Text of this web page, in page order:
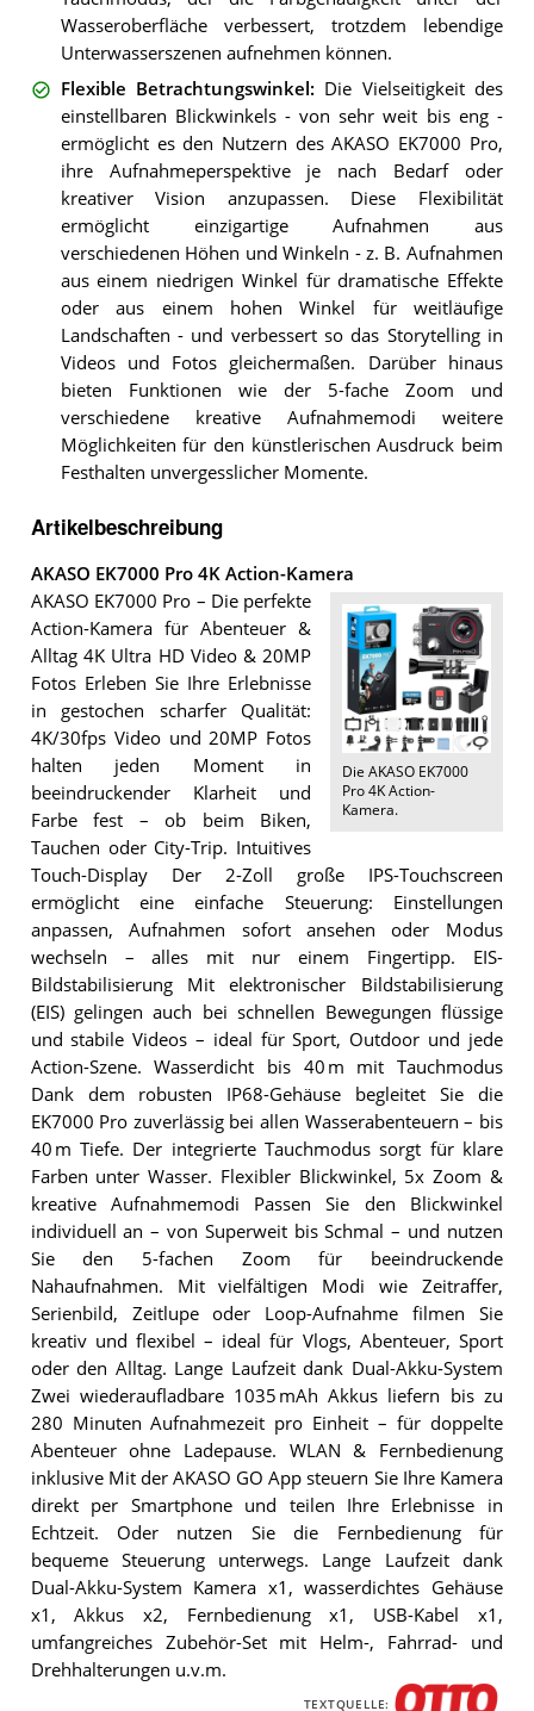
Wasseroberfläche verbessert, trotzdem lebendige
Unterwasserszenen aufnehmen können.
Flexible Betrachtungswinkel: Die Vielseitigkeit des
einstellbaren Blickwinkels - von sehr weit bis eng -
ermöglicht es den Nutzern des AKASO EK7000 Pro,
ihre Aufnahmeperspektive je nach Bedarf oder
kreativer Vision anzupassen. Diese Flexibilität
ermöglicht einzigartige Aufnahmen aus
verschiedenen Höhen und Winkeln - z. B. Aufnahmen
aus einem niedrigen Winkel für dramatische Effekte
oder aus einem hohen Winkel für weitläufige
Landschaften - und verbessert so das Storytelling in
Videos und Fotos gleichermaßen. Darüber hinaus
bieten Funktionen wie der 5-fache Zoom und
verschiedene kreative Aufnahmemodi weitere
Möglichkeiten für den künstlerischen Ausdruck beim
Festhalten unvergesslicher Momente.
Artikelbeschreibung
AKASO EK7000 Pro 4K Action-Kamera
Die AKASO EK7000
Pro 4K Action-
Kamera.
AKASO EK7000 Pro – Die perfekte
Action-Kamera für Abenteuer &
Alltag 4K Ultra HD Video & 20MP
Fotos Erleben Sie Ihre Erlebnisse
in gestochen scharfer Qualität:
4K/30fps Video und 20MP Fotos
halten jeden Moment in
beeindruckender Klarheit und
Farbe fest – ob beim Biken,
Tauchen oder City-Trip. Intuitives
Touch-Display Der 2-Zoll große IPS-Touchscreen
ermöglicht eine einfache Steuerung: Einstellungen
anpassen, Aufnahmen sofort ansehen oder Modus
wechseln – alles mit nur einem Fingertipp. EIS-
Bildstabilisierung Mit elektronischer Bildstabilisierung
(EIS) gelingen auch bei schnellen Bewegungen flüssige
und stabile Videos – ideal für Sport, Outdoor und jede
Action-Szene. Wasserdicht bis 40 m mit Tauchmodus
Dank dem robusten IP68-Gehäuse begleitet Sie die
EK7000 Pro zuverlässig bei allen Wasserabenteuern – bis
40 m Tiefe. Der integrierte Tauchmodus sorgt für klare
Farben unter Wasser. Flexibler Blickwinkel, 5x Zoom &
kreative Aufnahmemodi Passen Sie den Blickwinkel
individuell an – von Superweit bis Schmal – und nutzen
Sie den 5-fachen Zoom für beeindruckende
Nahaufnahmen. Mit vielfältigen Modi wie Zeitraffer,
Serienbild, Zeitlupe oder Loop-Aufnahme filmen Sie
kreativ und flexibel – ideal für Vlogs, Abenteuer, Sport
oder den Alltag. Lange Laufzeit dank Dual-Akku-System
Zwei wiederaufladbare 1035 mAh Akkus liefern bis zu
280 Minuten Aufnahmezeit pro Einheit – für doppelte
Abenteuer ohne Ladepause. WLAN & Fernbedienung
inklusive Mit der AKASO GO App steuern Sie Ihre Kamera
direkt per Smartphone und teilen Ihre Erlebnisse in
Echtzeit. Oder nutzen Sie die Fernbedienung für
bequeme Steuerung unterwegs. Lange Laufzeit dank
Dual-Akku-System Kamera x1, wasserdichtes Gehäuse
x1, Akkus x2, Fernbedienung x1, USB-Kabel x1,
umfangreiches Zubehör-Set mit Helm-, Fahrrad- und
Drehhalterungen u.v.m.
TEXTQUELLE: